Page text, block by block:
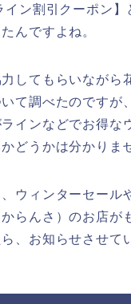
イン割引クーポン】
んですよね。
してもらいながら
て調べたのですが
インなどでお得な
どうかは分かりま
ウィンターセール
らんさ）のお店が
、お知らせさせて